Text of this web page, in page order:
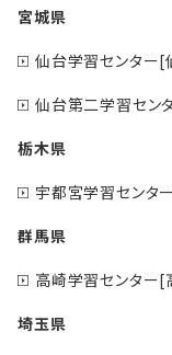
宮城県
仙台学習センター[
仙台第二学習セン
栃木県
宇都宮学習センタ
群馬県
高崎学習センター[
埼玉県